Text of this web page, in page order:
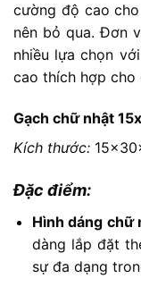
cường độ cao
nên bỏ qua. Đơn
nhiều lựa chọn
cao thích hợp cho
Gạch chữ nhật
Kích thước:
Đặc điểm:
Hình dáng chữ
dàng lắp đặt
sự đa dạng